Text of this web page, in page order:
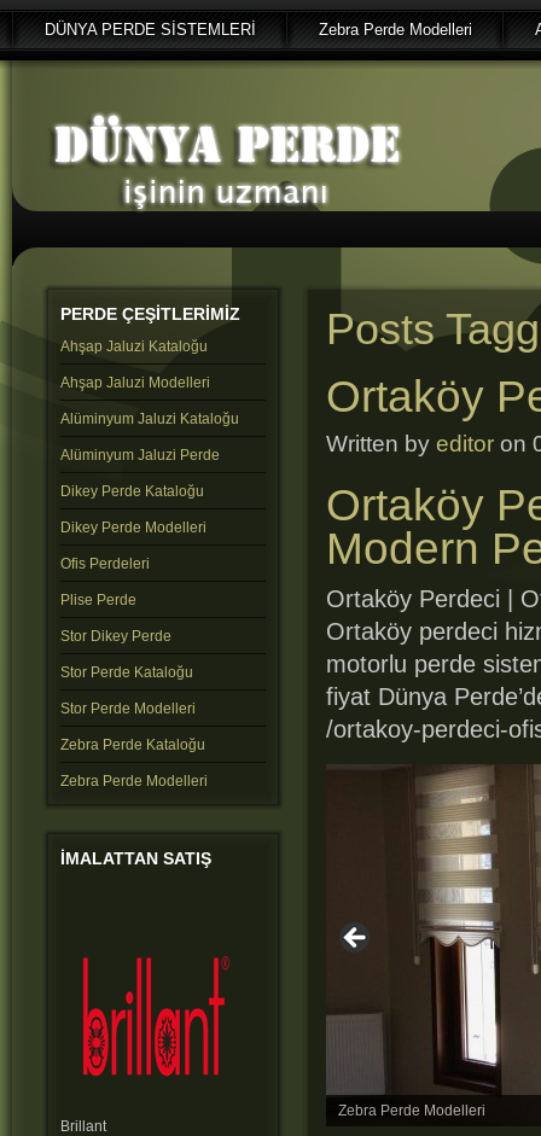
DÜNYA PERDE SİSTEMLERİ Zebra Perde Modelleri
Posts
Ortaköy
Written by editor on
Ortaköy
Modern
Ortaköy Perdeci |
Ortaköy perdeci
motorlu perde
fiyat Dünya
/ortakoy-perdeci-
Zebra Perde Modelleri
PERDE ÇEŞİTLERİMİZ
Ahşap Jaluzi Kataloğu
Ahşap Jaluzi Modelleri
Alüminyum Jaluzi Kataloğu
Alüminyum Jaluzi Perde
Dikey Perde Kataloğu
Dikey Perde Modelleri
Ofis Perdeleri
Plise Perde
Stor Dikey Perde
Stor Perde Kataloğu
Stor Perde Modelleri
Zebra Perde Kataloğu
Zebra Perde Modelleri
IMALATTAN SATIŞ
Brillant